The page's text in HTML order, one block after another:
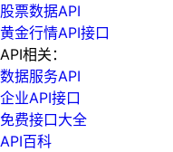
股票数据API
黄金行情API接口
API相关：
数据服务API
企业API接口
免费接口大全
API百科